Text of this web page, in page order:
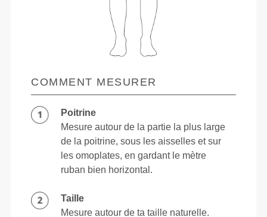
COMMENT MESURER
Poitrine
Mesure autour de la partie la plus large
de la poitrine, sous les aisselles et sur
les omoplates, en gardant le mètre
ruban bien horizontal.
Taille
Mesure autour de ta taille naturelle.